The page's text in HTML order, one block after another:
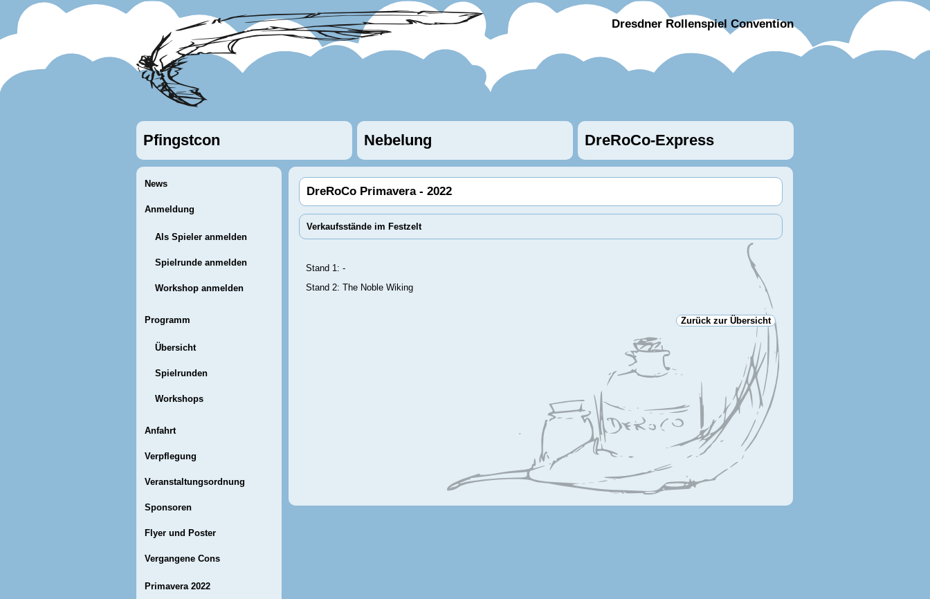
Dresdner Rollenspiel Convention
Pfingstcon Nebelung DreRoCo-Express
News
Anmeldung
Als Spieler anmelden
Spielrunde anmelden
Workshop anmelden
Programm
Übersicht
Spielrunden
Workshops
Anfahrt
Verpflegung
Veranstaltungsordnung
Sponsoren
Flyer und Poster
Vergangene Cons
Primavera 2022
DreRoCo Primavera - 2022
Verkaufsstände im Festzelt
Stand 1: -
Stand 2: The Noble Wiking
Zurück zur Übersicht